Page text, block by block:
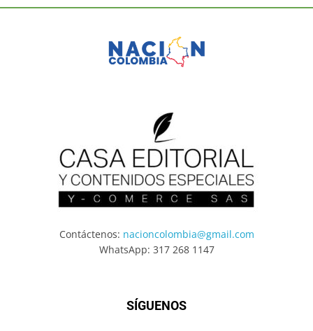
Contáctenos: nacioncolombia@gmail.com
WhatsApp: 317 268 1147
SÍGUENOS